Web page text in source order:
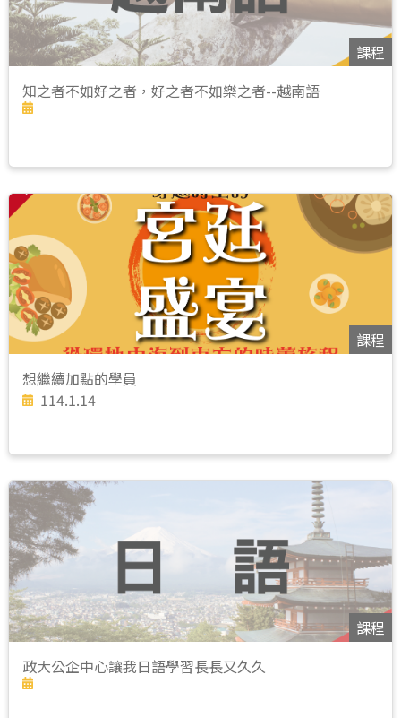
課程
知之者不如好之者，好之者不如樂之者--越南語
課程
想繼續加點的學員
114.1.14
課程
政大公企中心讓我日語學習長長又久久